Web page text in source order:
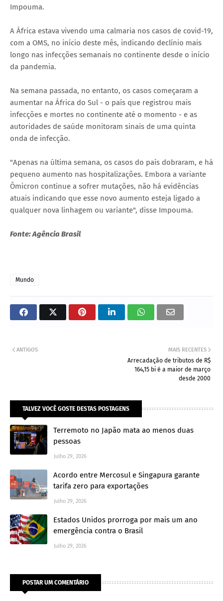
Impouma.
A África estava vivendo uma calmaria nos casos de covid-19,
com a OMS, no início deste mês, indicando declínio mais
longo nas infecções semanais no continente desde o início
da pandemia.
Na semana passada, no entanto, os casos começaram a
aumentar na África do Sul - o país que registrou mais
infecções e mortes no continente até o momento - e as
autoridades de saúde monitoram sinais de uma quinta
onda de infecção.
"Apenas na última semana, os casos do país dobraram, e há
pequeno aumento nas hospitalizações. Embora a variante
Ômicron continue a sofrer mutações, não há evidências
atuais indicando que esse novo aumento esteja ligado a
qualquer nova linhagem ou variante", disse Impouma.
Fonte: Agência Brasil
Mundo
MAIS RECENTES
Arrecadação de tributos de R$
164,15 bi é a maior de março
desde 2000
ANTIGOS
TALVEZ VOCÊ GOSTE DESTAS POSTAGENS
Terremoto no Japão mata ao menos duas
pessoas
Julho 29, 2026
Acordo entre Mercosul e Singapura garante
tarifa zero para exportações
Julho 29, 2026
Estados Unidos prorroga por mais um ano
emergência contra o Brasil
Julho 29, 2026
POSTAR UM COMENTÁRIO